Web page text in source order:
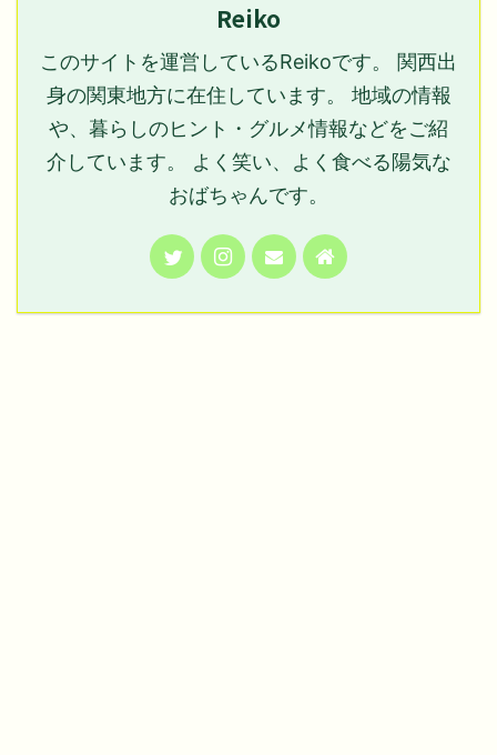
Reiko
このサイトを運営しているReikoです。 関西出
身の関東地方に在住しています。 地域の情報
や、暮らしのヒント・グルメ情報などをご紹
介しています。 よく笑い、よく食べる陽気な
おばちゃんです。